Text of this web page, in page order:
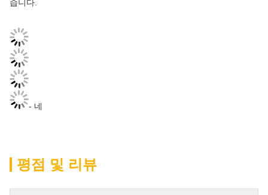
습니다.
- 네
평점 및 리뷰